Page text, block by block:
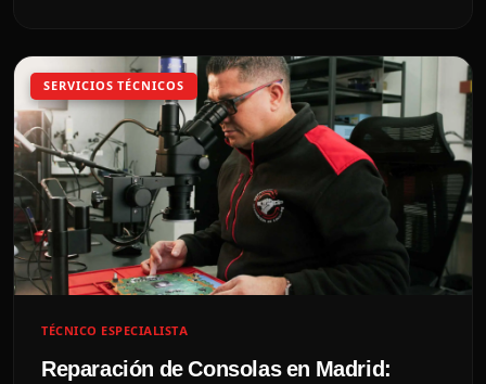
SERVICIOS TÉCNICOS
TÉCNICO ESPECIALISTA
Reparación de Consolas en Madrid: